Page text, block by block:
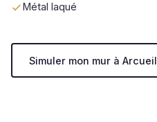
Métal laqué
Simuler mon mur à Arcueil